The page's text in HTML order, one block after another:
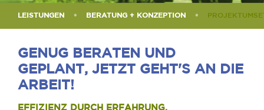
LEISTUNGEN BERATUNG + KONZEPTION
GENUG BERATEN UND
GEPLANT, JETZT GEHT'S AN DIE
ARBEIT!
EFFIZIENZ DURCH ERFAHRUNG,